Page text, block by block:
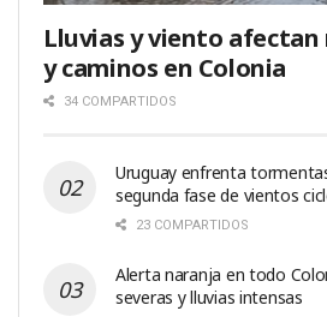
Lluvias y viento afectan
y caminos en Colonia
34 COMPARTIDOS
Uruguay enfrenta
segunda fase de vientos
23 COMPARTIDOS
Alerta naranja en todo
severas y lluvias intensas